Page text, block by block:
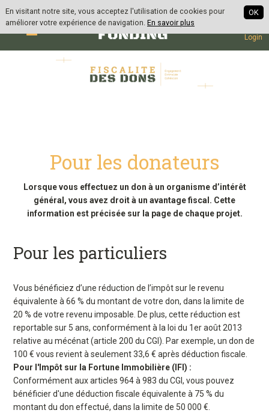
En visitant notre site, vous acceptez l'utilisation de cookies pour
améliorer votre expérience de navigation. En savoir plus
OK
| en| fr
Login
Pour les donateurs
Lorsque vous effectuez un don à un organisme d’intérêt
général, vous avez droit à un avantage fiscal. Cette
information est précisée sur la page de chaque projet.
Pour les particuliers
Vous bénéficiez d’une réduction de l’impôt sur le revenu
équivalente à 66 % du montant de votre don, dans la limite de
20 % de votre revenu imposable. De plus, cette réduction est
reportable sur 5 ans, conformément à la loi du 1er août 2013
relative au mécénat (article 200 du CGI). Par exemple, un don de
100 € vous revient à seulement 33,6 € après déduction fiscale.
Pour l'Impôt sur la Fortune Immobilière (IFI) :
Conformément aux articles 964 à 983 du CGI, vous pouvez
bénéficier d'une déduction fiscale équivalente à 75 % du
montant du don effectué, dans la limite de 50 000 €.